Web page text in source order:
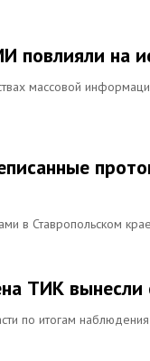
повлияли на
массовой
в Ставропольском крае
ТИК вынесли
по итогам